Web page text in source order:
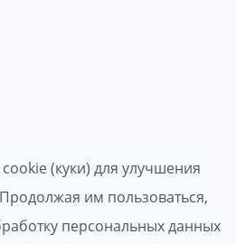
(куки) для улучшения
им пользоваться,
персональных данных